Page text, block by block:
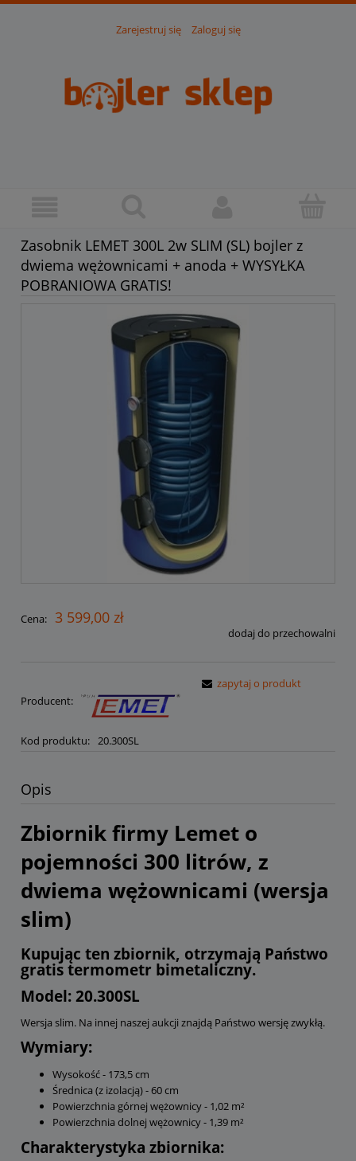
Zarejestruj się Zaloguj się
Zasobnik LEMET 300L 2w SLIM (SL) bojler z
dwiema wężownicami + anoda + WYSYŁKA
POBRANIOWA GRATIS!
Cena: 3 599,00 zł
dodaj do przechowalni
Producent:
Kod produktu: 20.300SL
zapytaj o produkt
Opis
Zbiornik firmy Lemet o
pojemności 300 litrów, z
dwiema wężownicami (wersja
slim)
Kupując ten zbiornik, otrzymają Państwo
gratis termometr bimetaliczny.
Model: 20.300SL
Wersja slim. Na innej naszej aukcji znajdą Państwo wersję zwykłą.
Wymiary:
Wysokość - 173,5 cm
Średnica (z izolacją) - 60 cm
Powierzchnia górnej wężownicy - 1,02 m²
Powierzchnia dolnej wężownicy - 1,39 m²
Charakterystyka zbiornika: